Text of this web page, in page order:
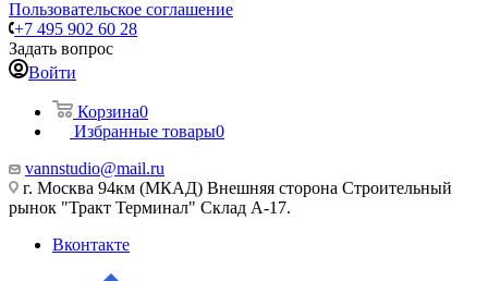
Пользовательское соглашение
+7 495 902 60 28
Задать вопрос
Войти
Корзина0
Избранные товары0
vannstudio@mail.ru
г. Москва 94км (МКАД) Внешняя сторона Строительный
рынок "Тракт Терминал" Склад А-17.
Вконтакте